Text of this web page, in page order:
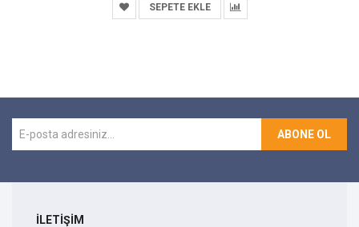
SEPETE EKLE
ABONE OL
İLETİŞİM